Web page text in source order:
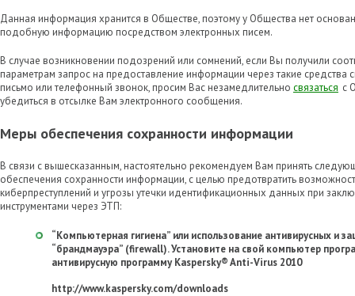
Данная информация хранится в Обществе, поэтому у Общества нет
подобную информацию посредством электронных писем.
В случае возникновении подозрений или сомнений, если Вы получили
параметрам запрос на предоставление информации через такие средства
письмо или телефонный звонок, просим Вас незамедлительно связаться с
убедиться в отсылке Вам электронного сообщения.
Меры обеспечения сохранности информации
В связи с вышесказанным, настоятельно рекомендуем Вам принять
обеспечения сохранности информации, с целью предотвратить
киберпреступлений и угрозы утечки идентификационных данных при
инструментами через ЭТП:
“Компьютерная гигиена” или использование антивирусных и
“брандмауэра” (firewall). Установите на свой компьютер
антивирусную программу Kaspersky® Anti-Virus 2010
http://www.kaspersky.com/downloads